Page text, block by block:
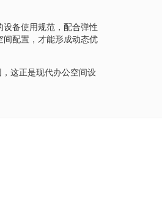
备使用规范，配合弹性
间配置，才能形成动态优
这正是现代办公空间设